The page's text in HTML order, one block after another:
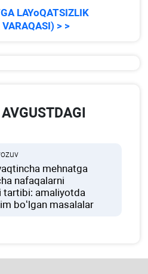
LAYoQATSIZLIK
> >
mehnatga
nafaqalarni
tartibi: amaliyotda
boʻlgan masalalar